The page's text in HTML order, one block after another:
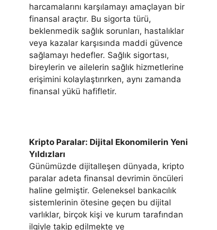
harcamalarını karşılamayı amaçlayan bir
finansal araçtır. Bu sigorta türü,
beklenmedik sağlık sorunları, hastalıklar
veya kazalar karşısında maddi güvence
sağlamayı hedefler. Sağlık sigortası,
bireylerin ve ailelerin sağlık hizmetlerine
erişimini kolaylaştırırken, aynı zamanda
finansal yükü hafifletir.
Kripto Paralar: Dijital Ekonomilerin Yeni
Yıldızları
Günümüzde dijitalleşen dünyada, kripto
paralar adeta finansal devrimin öncüleri
haline gelmiştir. Geleneksel bankacılık
sistemlerinin ötesine geçen bu dijital
varlıklar, birçok kişi ve kurum tarafından
ilgiyle takip edilmekte ve